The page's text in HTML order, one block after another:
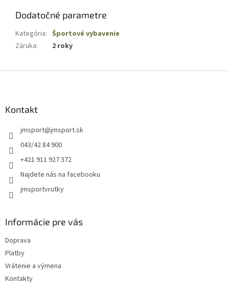
Dodatočné parametre
Kategória: Športové vybavenie
Záruka: 2 roky
Kontakt
jmsport@jmsport.sk
043/42 84 900
+421 911 927 372
Najdete nás na facebooku
jmsportvrutky
Informácie pre vás
Doprava
Platby
Vrátenie a výmena
Kontakty